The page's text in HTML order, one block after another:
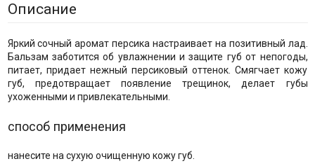
Описание
Яркий сочный аромат персика настраивает на позитивный лад.
Бальзам заботится об увлажнении и защите губ от непогоды,
питает, придает нежный персиковый оттенок. Смягчает кожу
губ, предотвращает появление трещинок, делает губы
ухоженными и привлекательными.
способ применения
нанесите на сухую очищенную кожу губ.